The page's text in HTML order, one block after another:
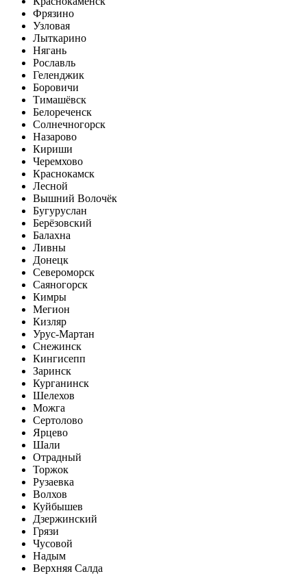
Фрязино
Узловая
Лыткарино
Нягань
Рославль
Геленджик
Боровичи
Тимашёвск
Белореченск
Солнечногорск
Назарово
Кириши
Черемхово
Краснокамск
Лесной
Вышний Волочёк
Бугуруслан
Берёзовский
Балахна
Ливны
Донецк
Североморск
Саяногорск
Кимры
Мегион
Кизляр
Урус-Мартан
Снежинск
Кингисепп
Заринск
Курганинск
Шелехов
Можга
Сертолово
Ярцево
Шали
Отрадный
Торжок
Рузаевка
Волхов
Куйбышев
Дзержинский
Грязи
Чусовой
Надым
Верхняя Салда